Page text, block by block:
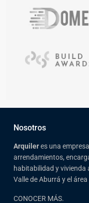
Nosotros
Arqui leres una
arrendamientos,
habitabilidad y vivienda
Valle de Aburrá y el
CONOCER MÁS.